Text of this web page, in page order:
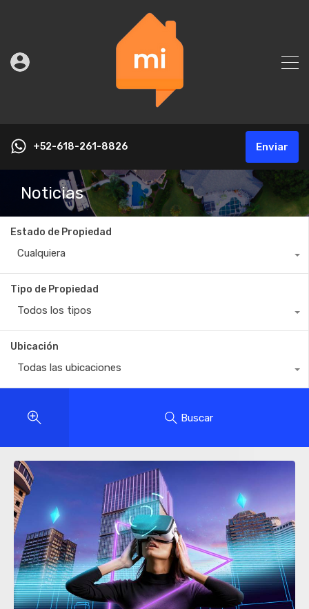
+52-618-261-8826 Enviar
Noticias
Estado de Propiedad
Cualquiera
Tipo de Propiedad
Todos los tipos
Ubicación
Todas las ubicaciones
Buscar